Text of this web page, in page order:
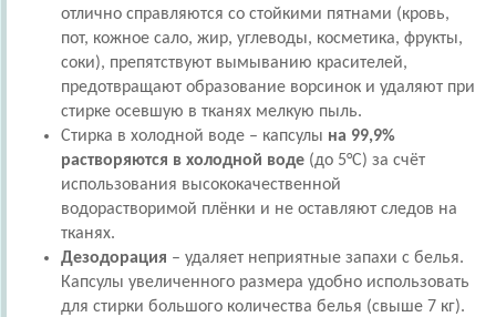
отлично справляются со стойкими пятнами (кровь,
пот, кожное сало, жир, углеводы, косметика, фрукты,
соки), препятствуют вымыванию красителей,
предотвращают образование ворсинок и удаляют при
стирке осевшую в тканях мелкую пыль.
Стирка в холодной воде – капсулы на 99,9%
растворяются в холодной воде (до 5°С) за счёт
использования высококачественной
водорастворимой плёнки и не оставляют следов на
тканях.
Дезодорация – удаляет неприятные запахи с белья.
Капсулы увеличенного размера удобно использовать
для стирки большого количества белья (свыше 7 кг).